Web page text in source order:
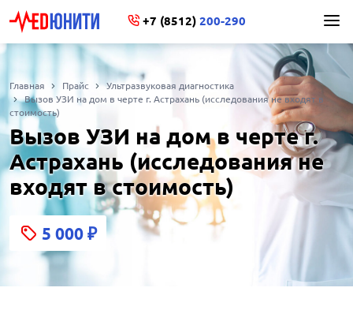
+7 (8512) 200-290
Главная Прайс
Ультразвуковая диагностика
Вызов УЗИ на дом в черте г. Астрахань (исследования не входят в
стоимость)
Вызов УЗИ на дом в черте г.
Астрахань (исследования не
входят в стоимость)
5 000 ₽